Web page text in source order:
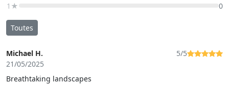
1★
0
Toutes
Michael H.
21/05/2025
5/5
Breathtaking landscapes